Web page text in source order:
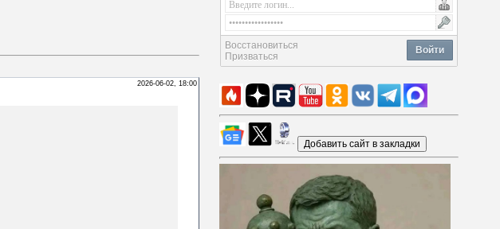
2026-06-02, 18:00
Войти
Восстановиться
Призваться